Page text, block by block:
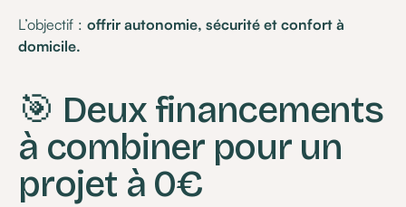
L’objectif :offrir autonomie, sécurité et confort à
domicile.
🎯 Deux financements
à combiner pour un
projet à 0€